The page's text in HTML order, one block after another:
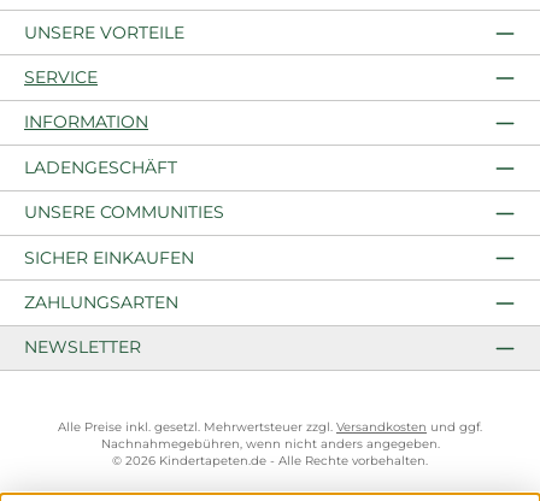
UNSERE VORTEILE
SERVICE
INFORMATION
LADENGESCHÄFT
UNSERE COMMUNITIES
SICHER EINKAUFEN
ZAHLUNGSARTEN
NEWSLETTER
Alle Preise inkl. gesetzl. Mehrwertsteuer zzgl. Versandkosten und ggf.
Nachnahmegebühren, wenn nicht anders angegeben.
© 2026 Kindertapeten.de - Alle Rechte vorbehalten.